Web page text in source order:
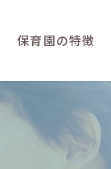
保育園の特徴